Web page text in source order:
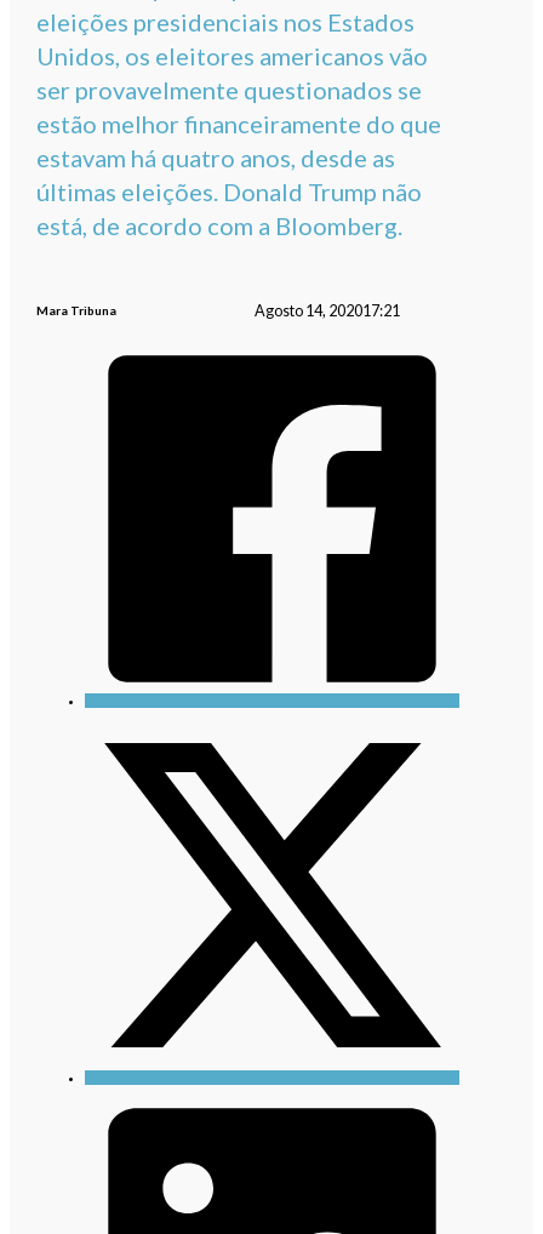
eleições presidenciais nos Estados
Unidos, os eleitores americanos vão
ser provavelmente questionados se
estão melhor financeiramente do que
estavam há quatro anos, desde as
últimas eleições. Donald Trump não
está, de acordo com a Bloomberg.
Mara Tribuna Agosto 14, 202017:21